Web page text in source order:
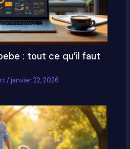
: tout ce qu’il faut
/janvier 22, 2026